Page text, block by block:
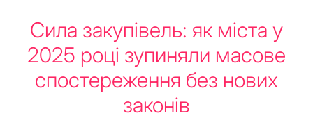
Сила закупівель: як міста у
2025 році зупиняли масове
спостереження без нових
законів